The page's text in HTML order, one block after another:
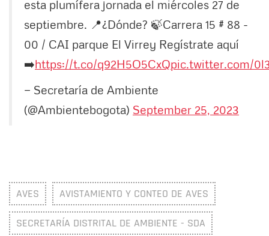
esta plumífera jornada el miércoles 27 de
septiembre. 📍¿Dónde? 🍃Carrera 15 # 88 -
00 / CAI parque El Virrey Regístrate aquí
➡️https://t.co/q92H5O5CxQpic.twitter.com/
— Secretaría de Ambiente
(@Ambientebogota) September 25, 2023
AVES AVISTAMIENTO Y CONTEO DE AVES
SECRETARÍA DISTRITAL DE AMBIENTE - SDA